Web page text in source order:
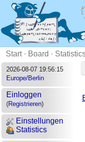
Start· Board ·
2026-08-07 19:56:15
Europe/Berlin
Einloggen
(Registrieren)
Einstellungen
Statistics